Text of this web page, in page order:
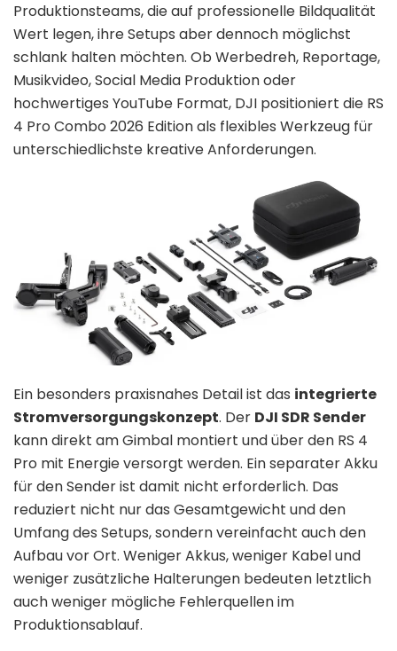
Produktionsteams, die auf professionelle Bildqualität
Wert legen, ihre Setups aber dennoch möglichst
schlank halten möchten. Ob Werbedreh, Reportage,
Musikvideo, Social Media Produktion oder
hochwertiges YouTube Format, DJI positioniert die RS
4 Pro Combo 2026 Edition als flexibles Werkzeug für
unterschiedlichste kreative Anforderungen.
Ein besonders praxisnahes Detail ist das integrierte
Stromversorgungskonzept. Der DJI SDR Sender
kann direkt am Gimbal montiert und über den RS 4
Pro mit Energie versorgt werden. Ein separater Akku
für den Sender ist damit nicht erforderlich. Das
reduziert nicht nur das Gesamtgewicht und den
Umfang des Setups, sondern vereinfacht auch den
Aufbau vor Ort. Weniger Akkus, weniger Kabel und
weniger zusätzliche Halterungen bedeuten letztlich
auch weniger mögliche Fehlerquellen im
Produktionsablauf.